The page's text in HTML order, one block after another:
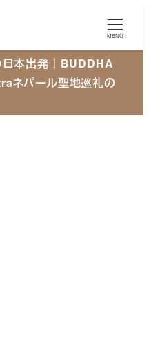
MENU
日本出発｜BUDDHA
ネパール聖地巡礼の